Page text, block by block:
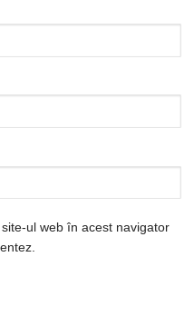
ul web în acest navigator